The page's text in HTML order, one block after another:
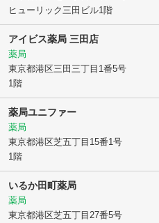
ヒューリック三田ビル1階
アイビス薬局 三田店
薬局
東京都港区三田三丁目1番5号
1階
薬局ユニファー
薬局
東京都港区芝五丁目15番1号
1階
いるか田町薬局
薬局
東京都港区芝五丁目27番5号